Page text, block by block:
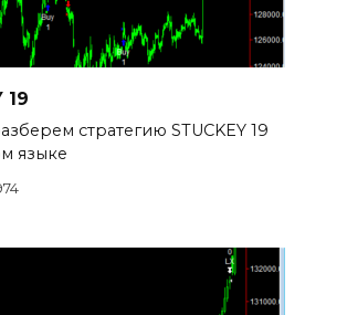
19
стратегию STUCKEY 19
языке